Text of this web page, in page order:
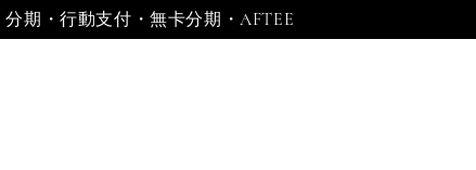
期・行動支付・無卡分期・AFTEE